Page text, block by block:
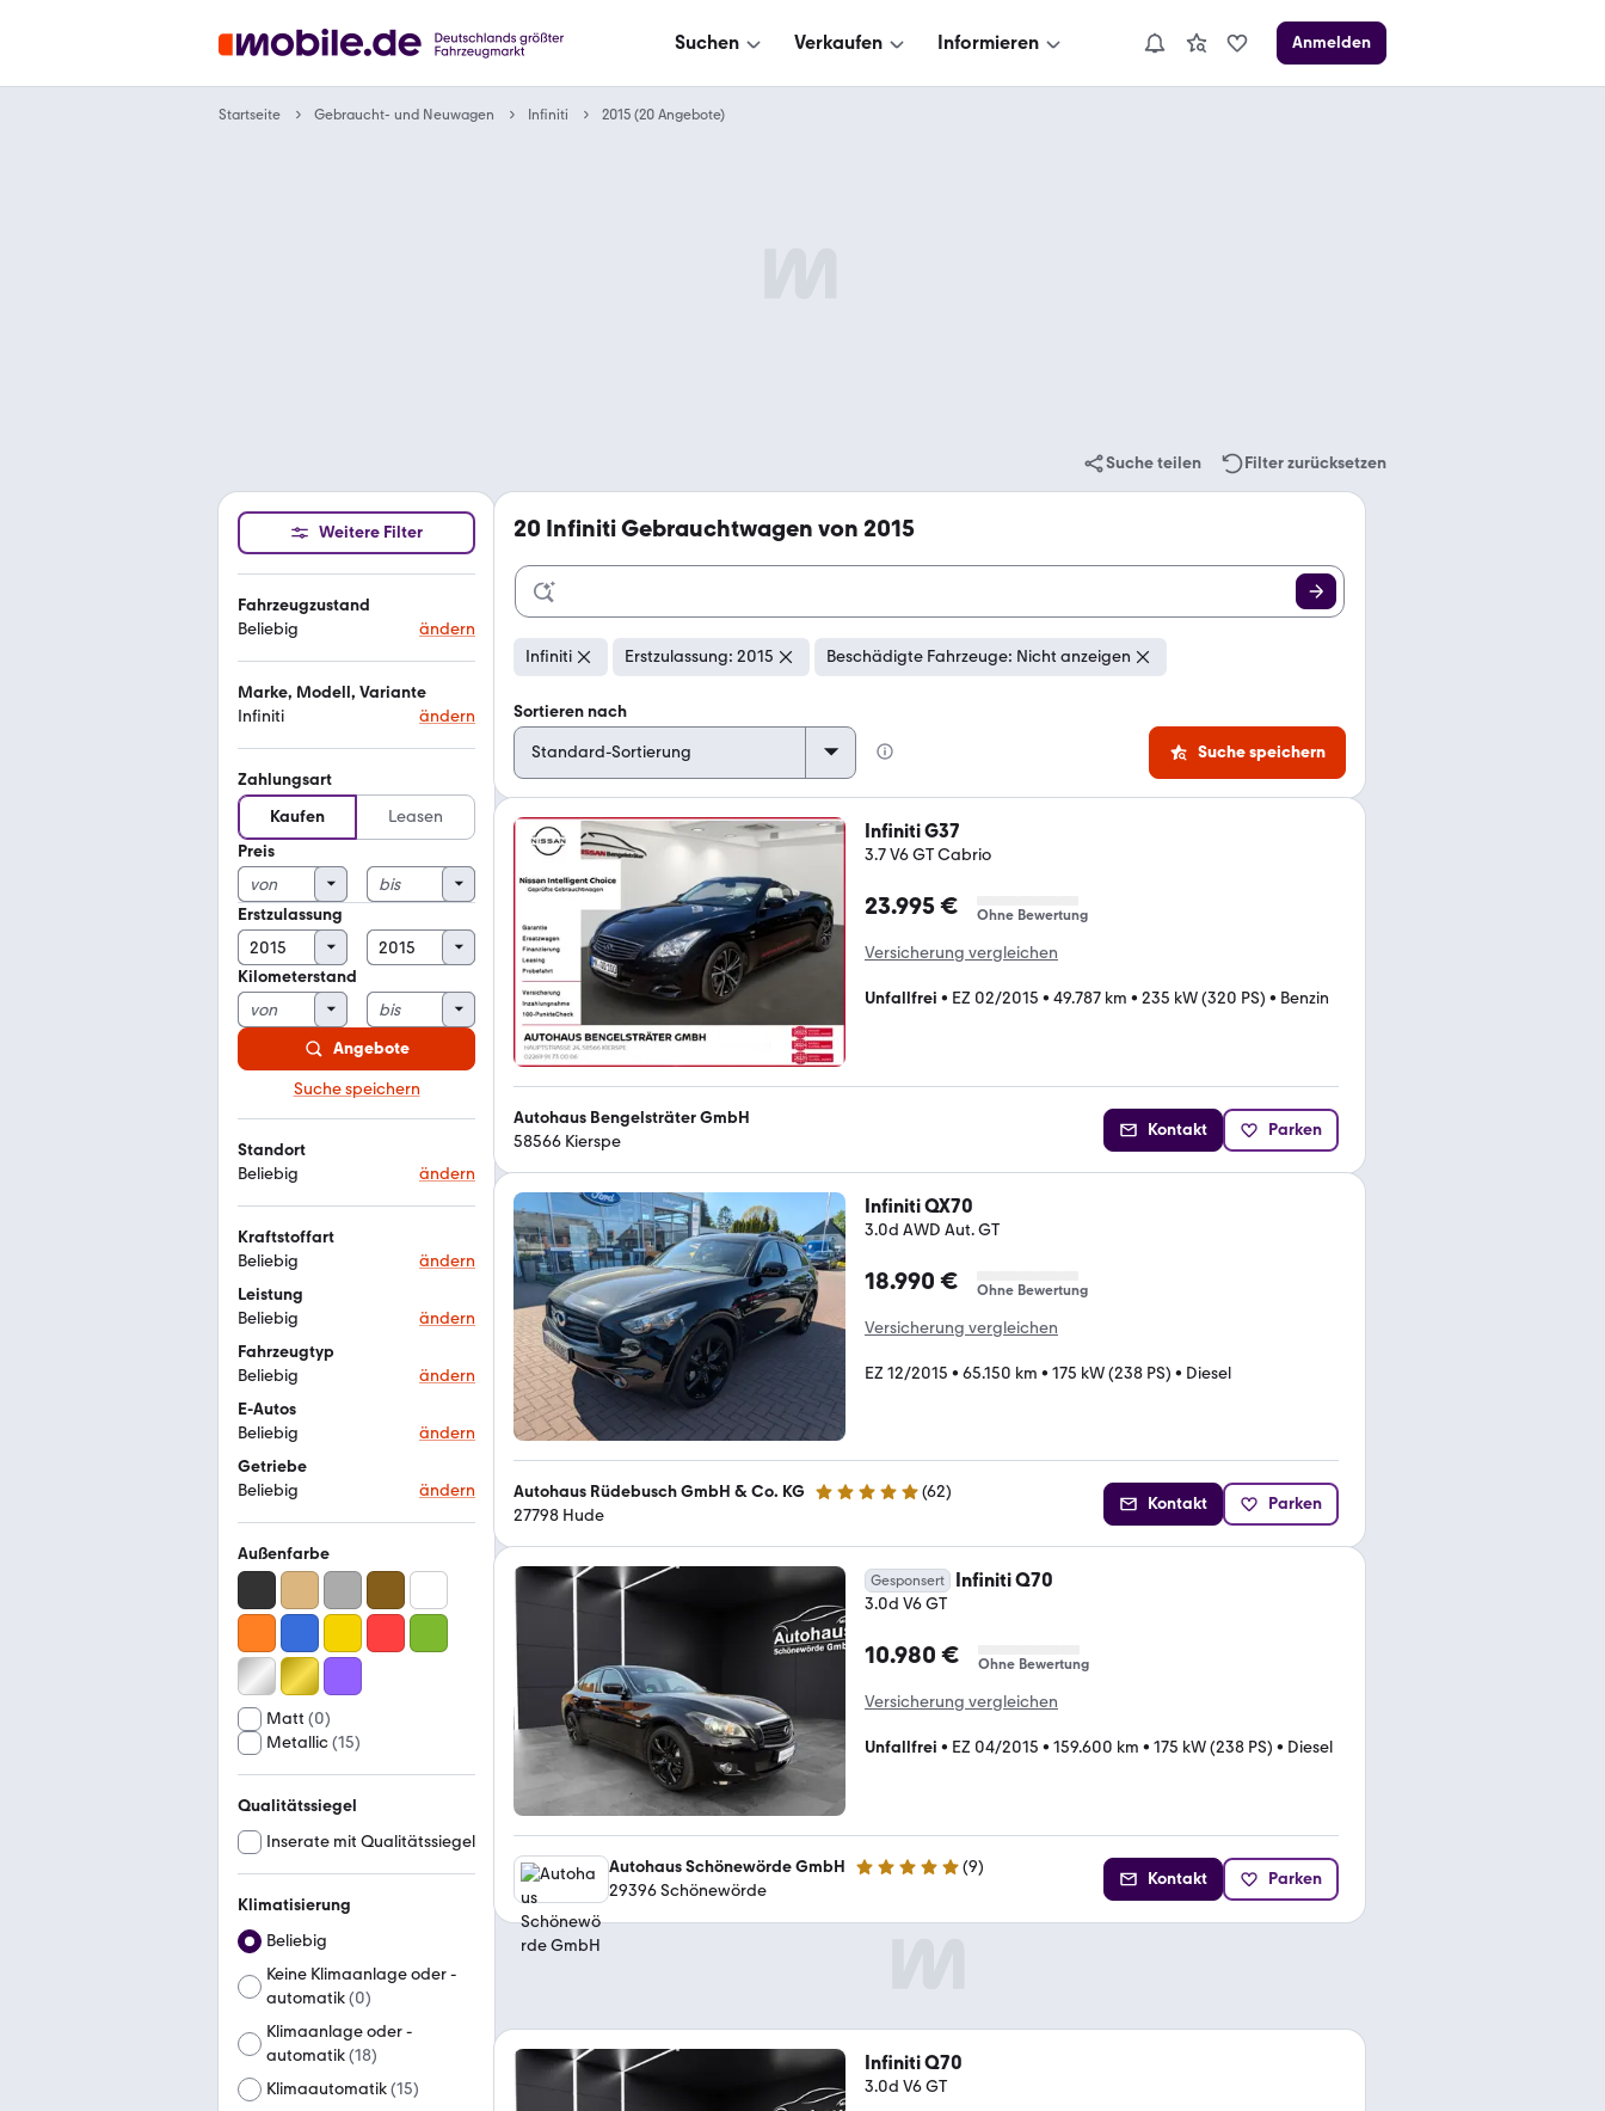
Suchen Verkaufen Informieren Anmelden
Startseite Gebraucht- und Neuwagen Infiniti 2015 (20 Angebote)
Suche teilen Filter zurücksetzen
Weitere Filter
Fahrzeugzustand
Beliebig
ändern
Marke, Modell, Variante
Infiniti
ändern
Zahlungsart
Kaufen
Leasen
Preis
Erstzulassung
Kilometerstand
Angebote
Suche speichern
Standort
Beliebig
ändern
Kraftstoffart
Beliebig
ändern
Leistung
Beliebig
ändern
Fahrzeugtyp
Beliebig
ändern
E-Autos
Beliebig
ändern
Getriebe
Beliebig
ändern
Außenfarbe
Matt (0)
Metallic(15)
Qualitätssiegel
Inserate mit Qualitätssiegel
Klimatisierung
Beliebig
Keine Klimaanlage oder -
automatik(0)
Klimaanlage oder -
automatik(18)
Klimaautomatik(15)
20 Infiniti Gebrauchtwagen von 2015
Infiniti Erstzulassung: 2015 Beschädigte Fahrzeuge: Nicht anzeigen
Sortieren nach
Suche speichern
Infiniti G37
3.7 V6 GT Cabrio
23.995 € Ohne Bewertung
Versicherung vergleichen
Unfallfrei • EZ 02/2015 • 49.787 km • 235 kW (320 PS) • Benzin
Autohaus Bengelsträter GmbH
58566 Kierspe
Kontakt Parken
Infiniti QX70
3.0d AWD Aut. GT
18.990 € Ohne Bewertung
Versicherung vergleichen
EZ 12/2015 • 65.150 km • 175 kW (238 PS) • Diesel
Autohaus Rüdebusch GmbH & Co. KG 4.9 Sterne (62)
27798 Hude
Kontakt Parken
Gesponsert Infiniti Q70
3.0d V6 GT
10.980 € Ohne Bewertung
Versicherung vergleichen
Unfallfrei • EZ 04/2015 • 159.600 km • 175 kW (238 PS) • Diesel
Autohaus Schönewörde GmbH 4.9 Sterne (9)
29396 Schönewörde
Kontakt Parken
Infiniti Q70
3.0d V6 GT